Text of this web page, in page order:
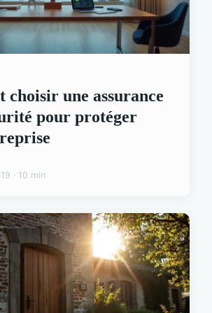
choisir une assurance
pour protéger
· 10 min